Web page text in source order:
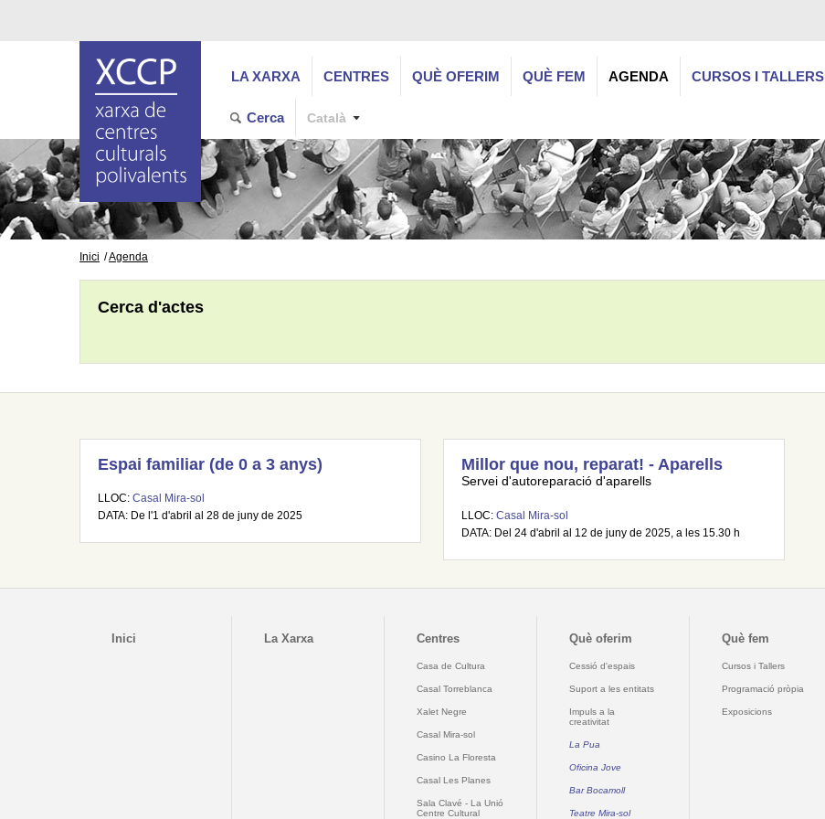
LA XARXA CENTRES QUÈ OFERIM QUÈ FEM AGENDA CURSOS I TALLERS
Cerca Català
Inici Agenda
Cerca d'actes
Espai familiar (de 0 a 3 anys)
LLOC: Casal Mira-sol
DATA: De l'1 d'abril al 28 de juny de 2025
Millor que nou, reparat! - Aparells
Servei d'autoreparació d'aparells
LLOC: Casal Mira-sol
DATA: Del 24 d'abril al 12 de juny de 2025, a les 15.30 h
Inici La Xarxa Centres
Casa de Cultura
Casal Torreblanca
Xalet Negre
Casal Mira-sol
Casino La Floresta
Casal Les Planes
Sala Clavé - La Unió
Centre Cultural
Què oferim
Cessió d'espais
Suport a les entitats
Impuls a la
creativitat
La Pua
Oficina Jove
Bar Bocamoll
Teatre Mira-sol
Què fem
Cursos i Tallers
Programació pròpia
Exposicions